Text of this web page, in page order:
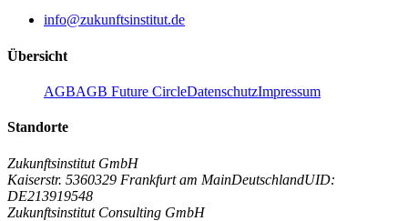
info@zukunftsinstitut.de
Übersicht
AGBAGB Future CircleDatenschutzImpressum
Standorte
Zukunftsinstitut GmbH
Kaiserstr. 5360329 Frankfurt am MainDeutschlandUID:
DE213919548
Zukunftsinstitut Consulting GmbH